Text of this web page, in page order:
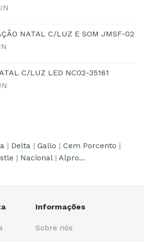
NATAL C/LUZ E SOM JMSF-02
C/LUZ LED NC02-35161
| Delta | Gallo | Cem Porcento |
| Nacional| Alpro...
Informações
Sobre nós